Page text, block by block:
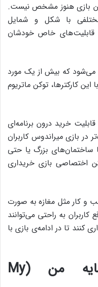
بازی هنوز مشخص نیست.
مختلفی با شکل و شمایل
قابلیت‌های خاص خودشان
می‌شود که بیش از یک مورد
این کارکتر‌ها، توکن ماتریوم
خرید درون برنامه‌ای
در بازی میراندوس کاربران
ساختمان‌های بزرگ یا حتی
اختصاصی بازی خریداری
و کار مثل مغازه به صورت
به راحتی می‌توانند
کنند تا در ادامه‌ی بازی با
بازی آلیس همسایه من (My